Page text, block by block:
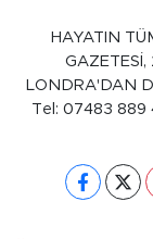
HAYATIN
GAZETESİ,
LONDRA'DAN
Tel: 07483 889